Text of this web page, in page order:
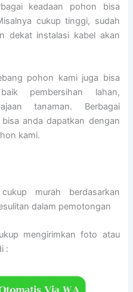
keadaan pohon bisa
cukup tinggi, sudah
dekat instalasi kabel akan
pohon kami juga bisa
pembersihan lahan,
tanaman. Berbagai
anda dapatkan dengan
kami.
murah berdasarkan
dalam pemotongan
mengirimkan foto atau
: